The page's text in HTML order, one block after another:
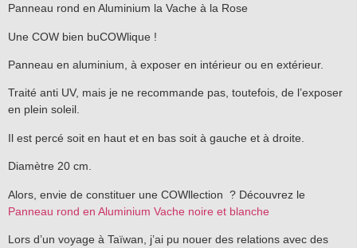
Panneau rond en Aluminium la Vache à la Rose
Une COW bien buCOWlique !
Panneau en aluminium, à exposer en intérieur ou en extérieur.
Traité anti UV, mais je ne recommande pas, toutefois, de l’exposer
en plein soleil.
Il est percé soit en haut et en bas soit à gauche et à droite.
Diamètre 20 cm.
Alors, envie de constituer une COWllection ? Découvrez le
Panneau rond en Aluminium Vache noire et blanche
Lors d’un voyage à Taïwan, j’ai pu nouer des relations avec des